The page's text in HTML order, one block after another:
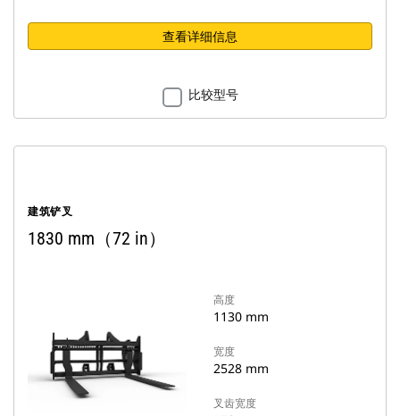
查看详细信息
比较型号
建筑铲叉
1830 mm（72 in）
高度
1130 mm
宽度
2528 mm
叉齿宽度